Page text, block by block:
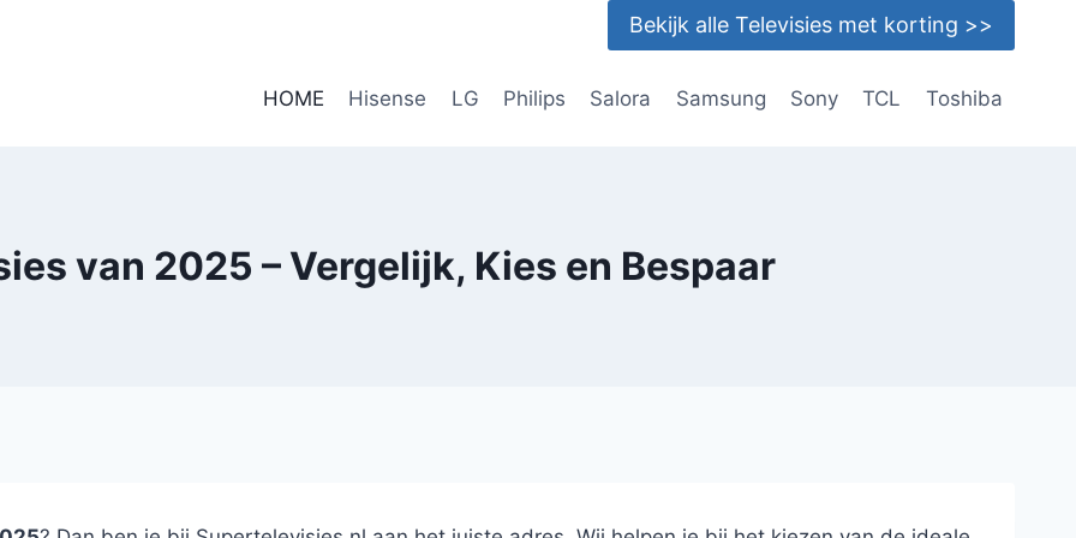
Bekijk alle Televisies met korting >>
HOME Hisense LG Philips Salora Samsung Sony TCL Toshiba
van 2025 – Vergelijk, Kies en Bespaar